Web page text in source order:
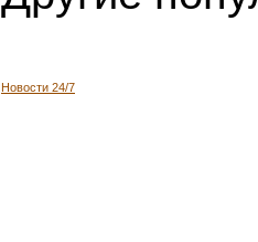
Новости 24/7